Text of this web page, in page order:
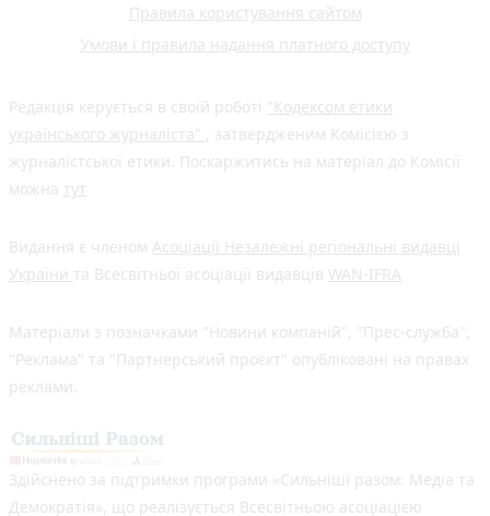
Правила користування сайтом
Умови і правила надання платного доступу
Редакція керується в своїй роботі "Кодексом етики
українського журналіста" , затвердженим Комісією з
журналістської етики. Поскаржитись на матеріал до Комісії
можна тут
Видання є членом Асоціації Незалежні регіональні видавці
України та Всесвітньої асоціації видавців WAN-IFRA
Матеріали з позначками "Новини компаній", "Прес-служба",
"Реклама" та "Партнерський проєкт" опубліковані на правах
реклами.
Здійснено за підтримки програми «Сильніші разом: Медіа та
Демократія», що реалізується Всесвітньою асоціацією